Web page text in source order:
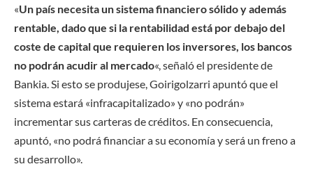
«Un país necesita un sistema financiero sólido y además
rentable, dado que si la rentabilidad está por debajo del
coste de capital que requieren los inversores, los bancos
no podrán acudir al mercado«, señaló el presidente de
Bankia. Si esto se produjese, Goirigolzarri apuntó que el
sistema estará «infracapitalizado» y «no podrán»
incrementar sus carteras de créditos. En consecuencia,
apuntó, «no podrá financiar a su economía y será un freno a
su desarrollo».